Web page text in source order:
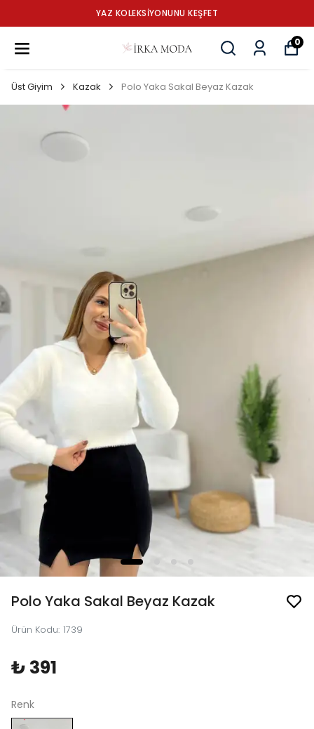
YAZ KOLEKSİYONUNU KEŞFET
0
Üst Giyim Kazak Polo Yaka Sakal Beyaz Kazak
Polo Yaka Sakal Beyaz Kazak
Ürün Kodu: 1739
₺ 391
Renk